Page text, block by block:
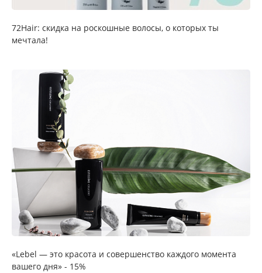
72Hair: скидка на роскошные волосы, о которых ты
мечтала!
«Lebel — это красота и совершенство каждого момента
вашего дня» - 15%